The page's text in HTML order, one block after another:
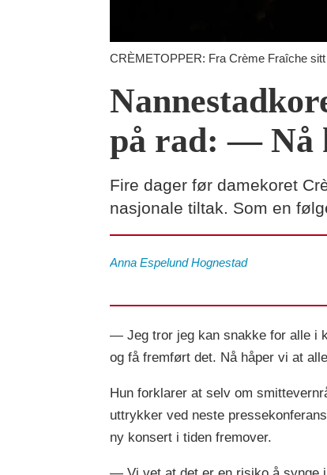
CRÈMETOPPER: Fra Crème Fraîche
på rad: — Nå
Fire dager før damekoret
nasjonale tiltak. Som en
Anna Espelund Hognestad
— Jeg tror jeg kan snakke for alle i
og få fremført det. Nå håper vi at
Hun forklarer at selv om
uttrykker ved neste
ny konsert i tiden fremover.